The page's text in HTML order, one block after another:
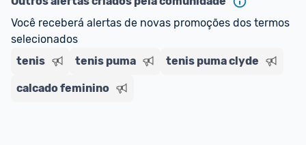
Entrega Expressa: A partir de 2 dias úteis.*
*Confira aqui
Você receberá alertas de novas promoções dos termos
selecionados
tenis
tenis puma tenis puma clyde
calcado feminino